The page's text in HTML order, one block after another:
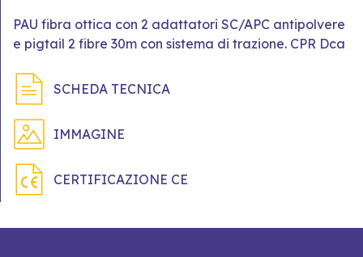
PAU fibra ottica con 2 adattatori SC/APC antipolvere
e pigtail 2 fibre 30m con sistema di trazione. CPR Dca
SCHEDA TECNICA
IMMAGINE
CERTIFICAZIONE CE